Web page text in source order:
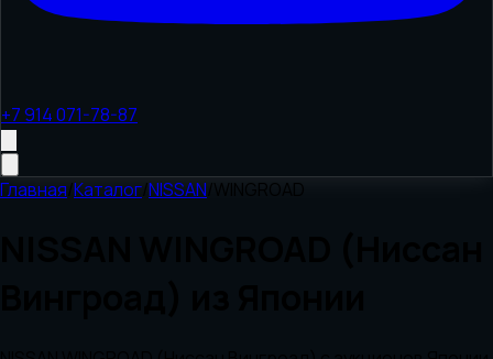
+7 914 071-78-87
Главная/Каталог/NISSAN/WINGROAD